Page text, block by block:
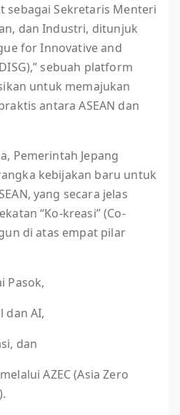
sebagai Sekretaris Menteri
dan Industri, ditunjuk
for Innovative and
sebuah platform
untuk memajukan
antara ASEAN dan
Pemerintah Jepang
kebijakan baru untuk
yang secara jelas
“Ko-kreasi” (Co-
di atas empat pilar
AI,
dan
AZEC (Asia Zero